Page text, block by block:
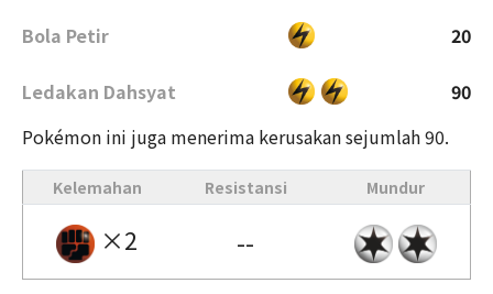
Bola Petir 20
Ledakan Dahsyat
90
Pokémon ini juga menerima kerusakan sejumlah 90.
Kelemahan Resistansi Mundur
×2 --